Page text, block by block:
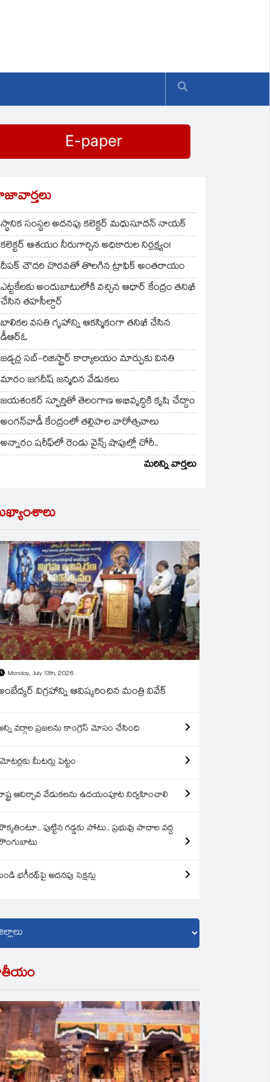
స్థానిక సంస్థల అదనపు కలెక్టర్ మధుసూదన్ నాయక్
కలెక్టర్ ఆశయం నీరుగార్చిన అధికారుల నిర్లక్ష్యం!
దీపక్ చౌదరి చొరవతో తొలగిన ట్రాఫిక్‌ అంతరాయం
ఎట్టకేలకు అందుబాటులోకి వచ్చిన ఆధార్ కేంద్రం తనిఖీ
చేసిన తహసీల్దార్
బాలికల వసతి గృహాన్ని ఆకస్మికంగా తనిఖీ చేసిన
డీఆర్ఓ
జడ్చర్ల సబ్-రిజిస్ట్రార్ కార్యాలయం మార్పుకు వినతి
మారం జగదీష్ జన్మదిన వేడుకలు
జయశంకర్ స్ఫూర్తితో తెలంగాణ అభివృద్ధికి కృషి చేద్దాం
అంగన్‌వాడీ కేంద్రంలో తల్లిపాల వారోత్సవాలు
అన్నారం షరీఫ్‌లో రెండు వైన్స్ షాపుల్లో చోరీ..
మరిన్ని వార్తలు
Monday, July 13th, 2026
విగ్రహాన్ని ఆవిష్కరించిన మంత్రి వివేక్
వర్గాల ప్రజలను కాంగ్రెస్ మోసం చేసింది
మీటర్లు పెట్టం
ఆవిర్బావ వేడుకలను ఉదయంపూట నిర్వహించాలి
పుట్టిన గడ్డకు పోటు.. ప్రభువు పాదాల వద్ద
భగీరథ్‌పై అదనపు సెక్షన్లు